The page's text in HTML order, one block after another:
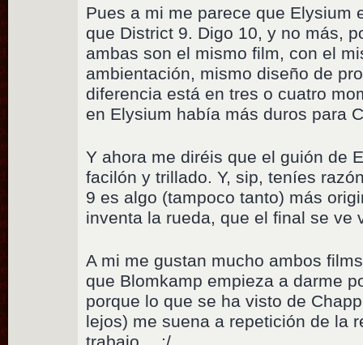
Pues a mi me parece que Elysium
que District 9. Digo 10, y no más,
ambas son el mismo film, con el
ambientación, mismo diseño de
diferencia está en tres o cuatro
en Elysium había más duros para
Y ahora me diréis que el guión de
facilón y trillado. Y, sip, teníes
9 es algo (tampoco tanto) más
inventa la rueda, que el final se ve
A mi me gustan mucho ambos
que Blomkamp empieza a darme
porque lo que se ha visto de
lejos) me suena a repetición de la